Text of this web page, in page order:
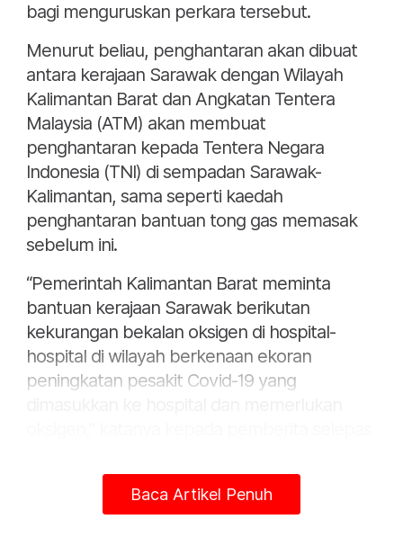
bagi menguruskan perkara tersebut.
Menurut beliau, penghantaran akan dibuat
antara kerajaan Sarawak dengan Wilayah
Kalimantan Barat dan Angkatan Tentera
Malaysia (ATM) akan membuat
penghantaran kepada Tentera Negara
Indonesia (TNI) di sempadan Sarawak-
Kalimantan, sama seperti kaedah
penghantaran bantuan tong gas memasak
sebelum ini.
“Pemerintah Kalimantan Barat meminta
bantuan kerajaan Sarawak berikutan
kekurangan bekalan oksigen di hospital-
hospital di wilayah berkenaan ekoran
peningkatan pesakit Covid-19 yang
Pasca-Covid-19 (PCDS) di sini. -Bernama
Artikel Berkaitan:
Baca Artikel Penuh